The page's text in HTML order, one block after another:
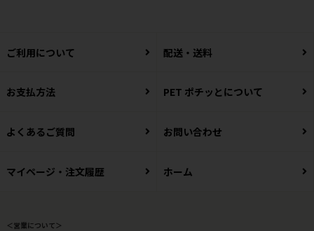
ご利用について 配送・送料
お支払方法 PET ポチッとについて
よくあるご質問 お問い合わせ
マイページ・注文履歴 ホーム
＜営業について＞